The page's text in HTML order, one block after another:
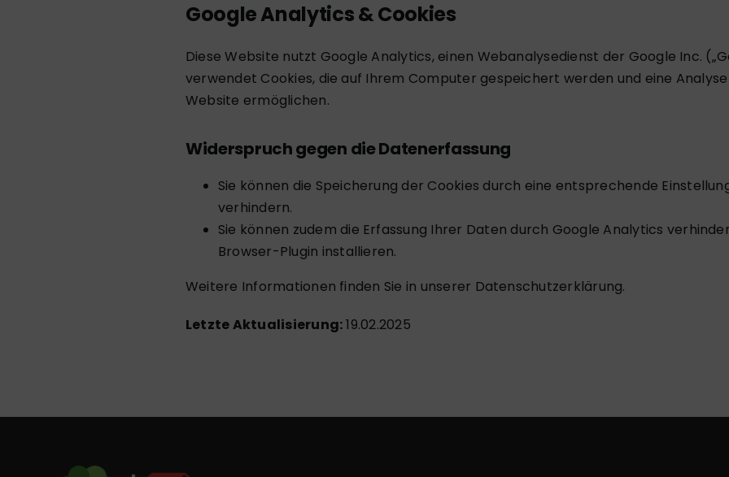
Google Analytics & Cookies
Diese Website nutzt Google Analytics, einen Webanalysedienst der Google Inc.
verwendet Cookies, die auf Ihrem Computer gespeichert werden und eine
Website ermöglichen.
Widerspruch gegen die Datenerfassung
Sie können die Speicherung der Cookies durch eine entsprechende
verhindern.
Sie können zudem die Erfassung Ihrer Daten durch Google Analytics
Browser-Plugin installieren.
Weitere Informationen finden Sie in unserer Datenschutzerklärung.
Letzte Aktualisierung:19.02.2025